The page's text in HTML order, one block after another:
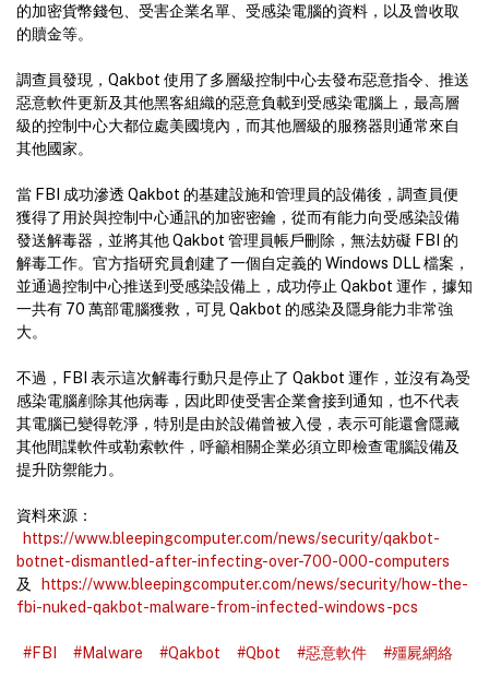
的加密貨幣錢包、受害企業名單、受感染電腦的資料，以及曾收取
的贖金等。
調查員發現，Qakbot 使用了多層級控制中心去發布惡意指令、推送
惡意軟件更新及其他黑客組織的惡意負載到受感染電腦上，最高層
級的控制中心大都位處美國境內，而其他層級的服務器則通常來自
其他國家。
當 FBI 成功滲透 Qakbot 的基建設施和管理員的設備後，調查員便
獲得了用於與控制中心通訊的加密密鑰，從而有能力向受感染設備
發送解毒器，並將其他 Qakbot 管理員帳戶刪除，無法妨礙 FBI 的
解毒工作。官方指研究員創建了一個自定義的 Windows DLL 檔案，
並通過控制中心推送到受感染設備上，成功停止 Qakbot 運作，據知
一共有 70 萬部電腦獲救，可見 Qakbot 的感染及隱身能力非常強
大。
不過，FBI 表示這次解毒行動只是停止了 Qakbot 運作，並沒有為受
感染電腦剷除其他病毒，因此即使受害企業會接到通知，也不代表
其電腦已變得乾淨，特別是由於設備曾被入侵，表示可能還會隱藏
其他間諜軟件或勒索軟件，呼籲相關企業必須立即檢查電腦設備及
提升防禦能力。
資料來源：
https://www.bleepingcomputer.com/news/security/qakbot-
botnet-dismantled-after-infecting-over-700-000-computers
及
https://www.bleepingcomputer.com/news/security/how-the-
fbi-nuked-qakbot-malware-from-infected-windows-pcs
#FBI #Malware #Qakbot #Qbot #惡意軟件 #殭屍網絡